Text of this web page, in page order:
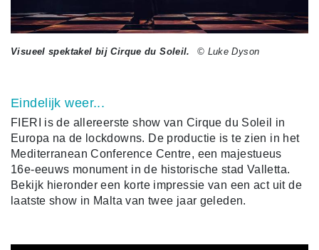
Visueel spektakel bij Cirque du Soleil. © Luke Dyson
Eindelijk weer...
FIERI is de allereerste show van Cirque du Soleil in
Europa na de lockdowns. De productie is te zien in het
Mediterranean Conference Centre, een majestueus
16e-eeuws monument in de historische stad Valletta.
Bekijk hieronder een korte impressie van een act uit de
laatste show in Malta van twee jaar geleden.